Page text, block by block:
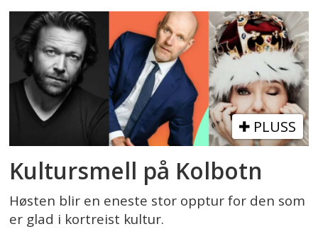
PLUSS
Kultursmell på Kolbotn
Høsten blir en eneste stor opptur for den som
er glad i kortreist kultur.